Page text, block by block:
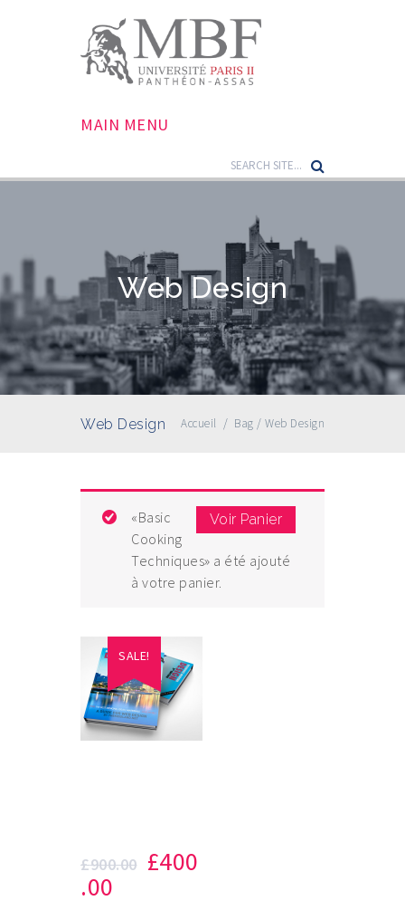
MAIN MENU
Web Design
Web Design Accueil / Bag / Web Design
Voir Panier
«Basic
Cooking
Techniques» a été ajouté
à votre panier.
SALE!
£900.00 £400
.00